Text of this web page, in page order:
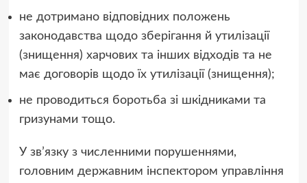
не дотримано відповідних положень
законодавства щодо зберігання й утилізації
(знищення) харчових та інших відходів та не
має договорів щодо їх утилізації (знищення);
не проводиться боротьба зі шкідниками та
гризунами тощо.
У зв’язку з численними порушеннями,
головним державним інспектором управління